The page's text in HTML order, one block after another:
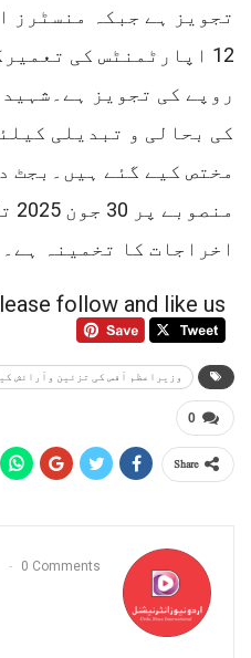
تجویز ہے جبکہ منسٹرز
روپے کی تجویز
مختص کیے گئے ہیں۔بجٹ
اخراجات کا تخمینہ ہے۔
follow and like us:
وزیراعظم آفس کی تزئین وآرائش کیلئے 6 کروڑ 50 لاکھ روپے رکھنے
0
Share
0 Comments